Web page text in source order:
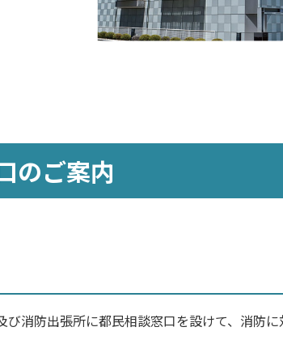
のご案内
消防出張所に都民相談窓口を設けて、消防